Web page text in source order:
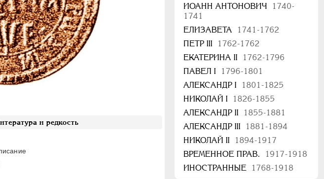
и редкость
ИОАНН АНТОНОВИЧ
1740-
1741
ЕЛИЗАВЕТА
1741-1762
ПЕТР III
1762-1762
ЕКАТЕРИНА II
1762-1796
ПАВЕЛ I
1796-1801
АЛЕКСАНДР I
1801-1825
НИКОЛАЙ I
1826-1855
АЛЕКСАНДР II
1855-1881
АЛЕКСАНДР III
1881-1894
НИКОЛАЙ II
1894-1917
ВРЕМЕННОЕ ПРАВ.
1917-1918
ИНОСТРАННЫЕ
1768-1918